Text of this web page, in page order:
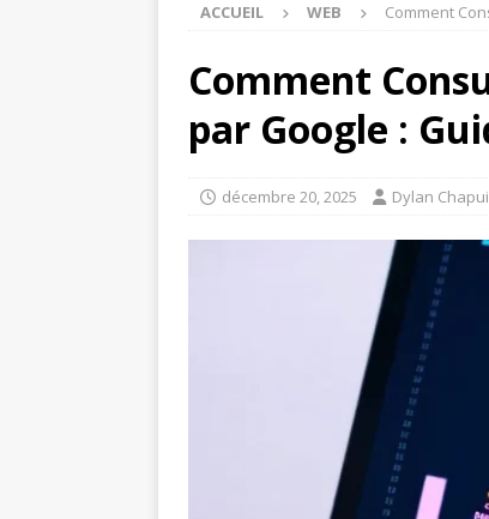
ACCUEIL WEB Comment
Comment
par Google :
décembre 20, 2025 Dylan